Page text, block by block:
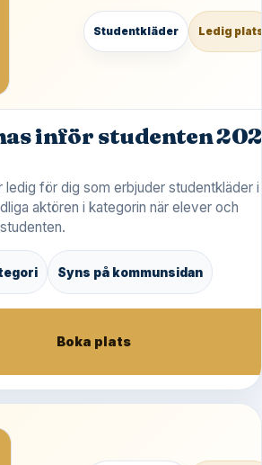
Studentkläder Ledig
inför studenten
ledig för dig som erbjuder studentkläder i
aktören i kategorin när elever och
Syns på kommunsidan
Boka plats